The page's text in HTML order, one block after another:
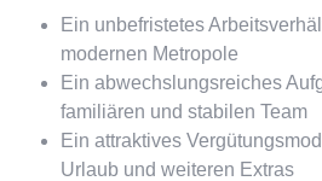
Ein unbefristetes
modernen Metropole
Ein abwechslungsreiches
familiären und stabilen Team
Ein attraktives
Urlaub und weiteren Extras